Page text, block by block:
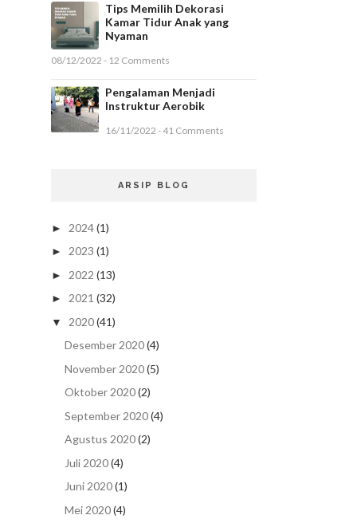
Tips Memilih Dekorasi
Kamar Tidur Anak yang
Nyaman
08/12/2022 - 12 Comments
Pengalaman Menjadi
Instruktur Aerobik
16/11/2022 - 41 Comments
ARSIP BLOG
► 2024(1)
► 2023 (1)
► 2022 (13)
► 2021 (32)
▼ 2020(41)
Desember 2020(4)
November 2020(5)
Oktober 2020(2)
September 2020(4)
Agustus 2020(2)
Juli 2020(4)
Juni 2020(1)
Mei 2020(4)